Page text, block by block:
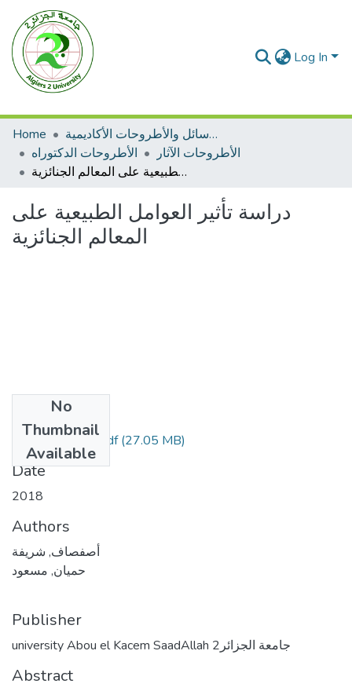
Log In
Home
الرسائل والأطروحات الأكاديمية
الأطروحات الدكتوراه
الأطروحات الآثار
دراسة تأثير العوامل الطبيعية على المعالم الجنائزية
دراسة تأثير العوامل الطبيعية على
المعالم الجنائزية
No
Thumbnail
Available
أصفصاف شريفة.pdf(27.05 MB)
Date
2018
Authors
أصفصاف, شريفة
حميان, مسعود
Publisher
university Abou el Kacem SaadAllah جامعة الجزائر2
Abstract